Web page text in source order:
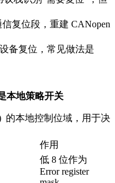
信复位段，重建 CANopen
备复位，常见做法是
本地策略开关
的本地控制位域，用于决
作用
低 8 位作为
Error register